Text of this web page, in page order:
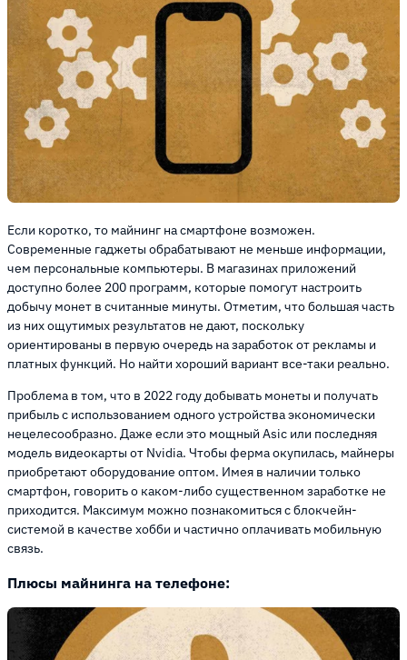
Если коротко, то майнинг на смартфоне возможен.
Современные гаджеты обрабатывают не меньше информации,
чем персональные компьютеры. В магазинах приложений
доступно более 200 программ, которые помогут настроить
добычу монет в считанные минуты. Отметим, что большая часть
из них ощутимых результатов не дают, поскольку
ориентированы в первую очередь на заработок от рекламы и
платных функций. Но найти хороший вариант все-таки реально.
Проблема в том, что в 2022 году добывать монеты и получать
прибыль с использованием одного устройства экономически
нецелесообразно. Даже если это мощный Asic или последняя
модель видеокарты от Nvidia. Чтобы ферма окупилась, майнеры
приобретают оборудование оптом. Имея в наличии только
смартфон, говорить о каком-либо существенном заработке не
приходится. Максимум можно познакомиться с блокчейн-
системой в качестве хобби и частично оплачивать мобильную
связь.
Плюсы майнинга на телефоне: